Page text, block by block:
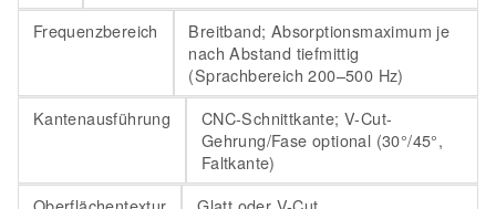
Frequenzbereich
Breitband; Absorptionsmaximum je
nach Abstand tiefmittig
(Sprachbereich 200–500 Hz)
Kantenausführung
CNC-Schnittkante; V-Cut-
Gehrung/Fase optional (30°/45°,
Faltkante)